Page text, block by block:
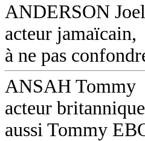
ANDERSON Joel
acteur jamaïcain,
à ne pas
ANSAH Tommy
acteur
aussi Tommy